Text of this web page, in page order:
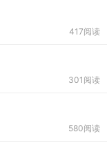
417阅读
301阅读
580阅读